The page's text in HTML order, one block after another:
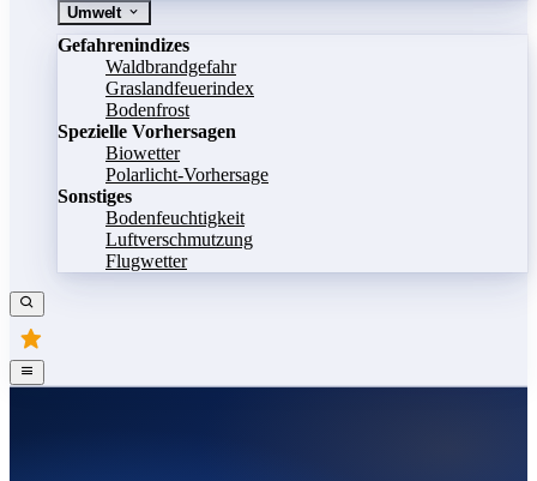
Umwelt
Gefahrenindizes
Waldbrandgefahr
Graslandfeuerindex
Bodenfrost
Spezielle Vorhersagen
Biowetter
Polarlicht-Vorhersage
Sonstiges
Bodenfeuchtigkeit
Luftverschmutzung
Flugwetter